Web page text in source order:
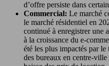
d’offre persiste dans
Commercial: Le marché
le marché résidentiel en
continué à enregistrer une
à la croissance du e-
été les plus impactés par
des bureaux en centre-